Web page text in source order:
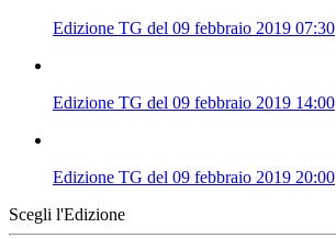
Edizione TG del 09 febbraio 2019 07:30
Edizione TG del 09 febbraio 2019 14:00
Edizione TG del 09 febbraio 2019 20:00
Scegli l'Edizione